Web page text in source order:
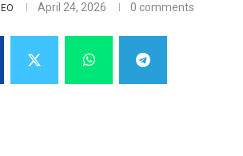
April 24, 2026 0 comments